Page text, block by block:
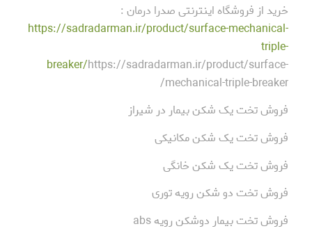
خرید از فروشگاه اینترنتی صدرا درمان :
https://sadradarman.ir/product/surface-mechanical-
triple-
breaker/https://sadradarman.ir/product/surface-
mechanical-triple-breaker/
فروش تخت یک شکن بیمار در شیراز
فروش تخت یک شکن مکانیکی
فروش تخت یک شکن خانگی
فروش تخت دو شکن رویه توری
فروش تخت بیمار دوشکن رویه abs